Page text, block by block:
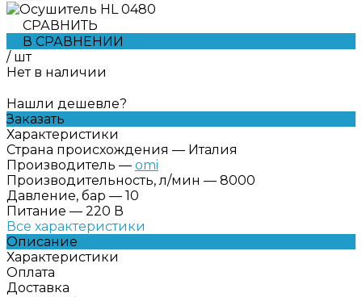
СРАВНИТЬ
В СРАВНЕНИИ
/ шт
Нет в наличии
Нашли дешевле?
Заказать
Характеристики
Страна происхождения — Италия
Производитель — omi
Производительность, л/мин — 8000
Давление, бар — 10
Питание — 220 В
Все характеристики
Описание
Характеристики
Оплата
Доставка